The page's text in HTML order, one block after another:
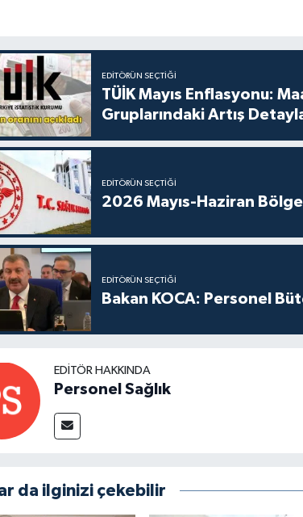
EDITÖRÜN SEÇTIĞI
TÜİK Mayıs Enflasyonu:
Gruplarındaki Artış
EDITÖRÜN SEÇTIĞI
2026 Mayıs-Haziran Bölge
EDITÖRÜN SEÇTIĞI
Bakan KOCA: Personel
EDITÖR HAKKINDA
Personel Sağlık
da ilginizi çekebilir